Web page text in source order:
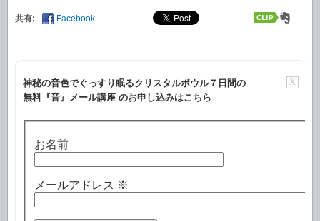
共有: Facebook
X
神秘の音色でぐっすり眠るクリスタルボウル７日間の
無料『音』メール講座 のお申し込みはこちら
お名前
メールアドレス ※